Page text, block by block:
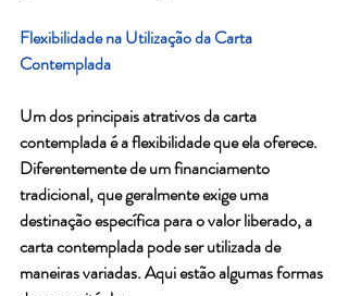
Flexibilidade na Utilização da Carta
Contemplada
Um dos principais atrativos da carta
contemplada é a flexibilidade que ela oferece.
Diferentemente de um financiamento
tradicional, que geralmente exige uma
destinação específica para o valor liberado, a
carta contemplada pode ser utilizada de
maneiras variadas. Aqui estão algumas formas